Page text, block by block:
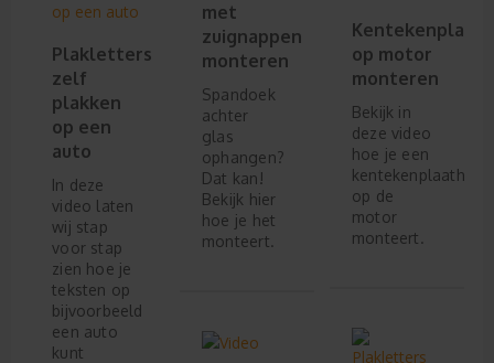
Plakletters
zelf
plakken
op een
auto
In deze
video laten
wij stap
voor stap
zien hoe je
teksten op
bijvoorbeeld
een auto
kunt
met
zuignappen
monteren
Spandoek
achter
glas
ophangen?
Dat kan!
Bekijk hier
hoe je het
monteert.
op motor
monteren
Bekijk in
deze video
hoe je een
op de
motor
monteert.